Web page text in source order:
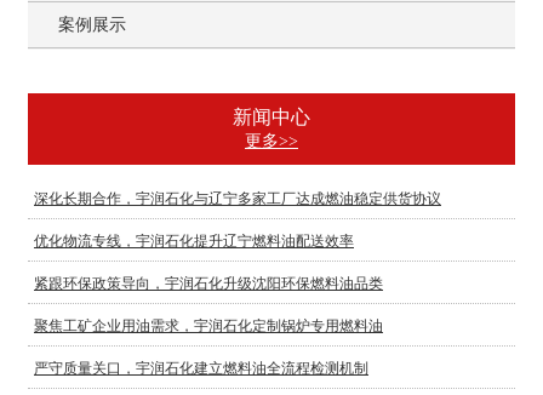
案例展示
新闻中心
更多>>
深化长期合作，宇润石化与辽宁多家工厂达成燃油稳定供货协议
优化物流专线，宇润石化提升辽宁燃料油配送效率
紧跟环保政策导向，宇润石化升级沈阳环保燃料油品类
聚焦工矿企业用油需求，宇润石化定制锅炉专用燃料油
严守质量关口，宇润石化建立燃料油全流程检测机制